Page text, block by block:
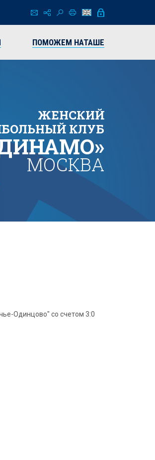
ПОМОЖЕМ НАТАШЕ
ЖЕНСКИЙ
КЛУБ
МОСКВА
Одинцово" со счетом 3:0